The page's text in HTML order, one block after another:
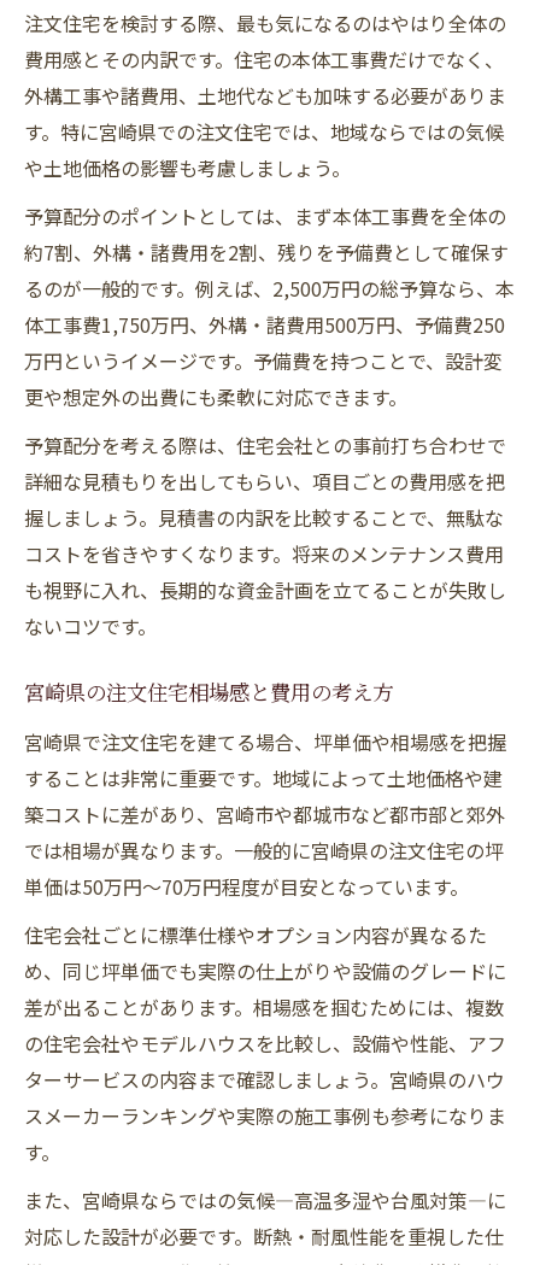
注文住宅を検討する際、最も気になるのはやはり全体の
費用感とその内訳です。住宅の本体工事費だけでなく、
外構工事や諸費用、土地代なども加味する必要がありま
す。特に宮崎県での注文住宅では、地域ならではの気候
や土地価格の影響も考慮しましょう。
予算配分のポイントとしては、まず本体工事費を全体の
約7割、外構・諸費用を2割、残りを予備費として確保す
るのが一般的です。例えば、2,500万円の総予算なら、本
体工事費1,750万円、外構・諸費用500万円、予備費250
万円というイメージです。予備費を持つことで、設計変
更や想定外の出費にも柔軟に対応できます。
予算配分を考える際は、住宅会社との事前打ち合わせで
詳細な見積もりを出してもらい、項目ごとの費用感を把
握しましょう。見積書の内訳を比較することで、無駄な
コストを省きやすくなります。将来のメンテナンス費用
も視野に入れ、長期的な資金計画を立てることが失敗し
ないコツです。
宮崎県の注文住宅相場感と費用の考え方
宮崎県で注文住宅を建てる場合、坪単価や相場感を把握
することは非常に重要です。地域によって土地価格や建
築コストに差があり、宮崎市や都城市など都市部と郊外
では相場が異なります。一般的に宮崎県の注文住宅の坪
単価は50万円～70万円程度が目安となっています。
住宅会社ごとに標準仕様やオプション内容が異なるた
め、同じ坪単価でも実際の仕上がりや設備のグレードに
差が出ることがあります。相場感を掴むためには、複数
の住宅会社やモデルハウスを比較し、設備や性能、アフ
ターサービスの内容まで確認しましょう。宮崎県のハウ
スメーカーランキングや実際の施工事例も参考になりま
す。
また、宮崎県ならではの気候—高温多湿や台風対策—に
対応した設計が必要です。断熱・耐風性能を重視した仕